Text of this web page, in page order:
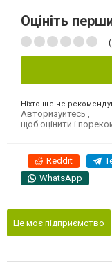
Оцініть
(
Ніхто ще не
Авторизуйтесь
щоб оцінити і
Reddit
WhatsApp
Це моє підприємство